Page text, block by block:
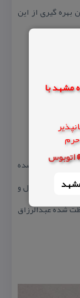
اقامتگاه مشهد با
اتوبوس
بهره گیری از این
كرد.
در این منطقه شناسایی شده
و میش، شغال و
شده عبدالرزاق